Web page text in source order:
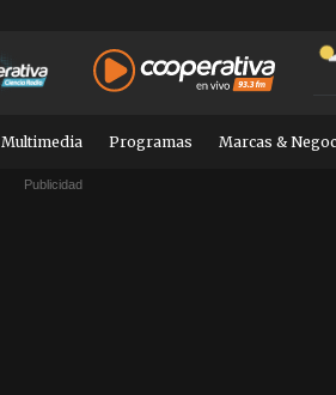
Multimedia Programas Marcas &